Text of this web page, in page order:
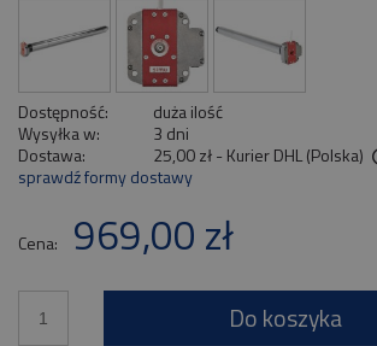
Dostępność:
duża ilość
Wysyłka w:
3 dni
Dostawa:
25,00 zł - Kurier DHL (Polska)
Cena nie zawiera ewentualnych kosztów płatności
sprawdź formy dostawy
Cena: 969,00 zł
Do koszyka